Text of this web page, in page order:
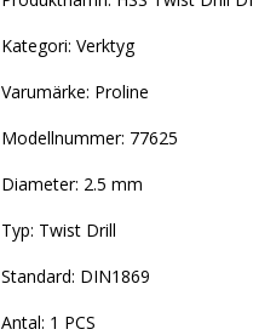
Kategori: Verktyg
Varumärke: Proline
Modellnummer: 77625
Diameter: 2.5 mm
Typ: Twist Drill
Standard: DIN1869
Antal: 1 PCS